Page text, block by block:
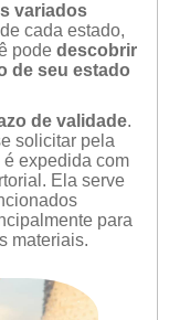
variados
cada estado,
pode descobrir
de seu estado
de validade.
solicitar pela
expedida com
Ela serve
para
materiais.